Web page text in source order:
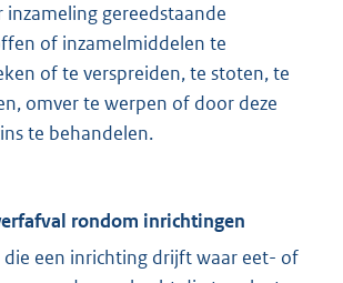
inzameling gereedstaande
of inzamelmiddelen te
of te verspreiden, te stoten, te
omver te werpen of door deze
te behandelen.
rondom inrichtingen
die een inrichting drijft waar eet- of